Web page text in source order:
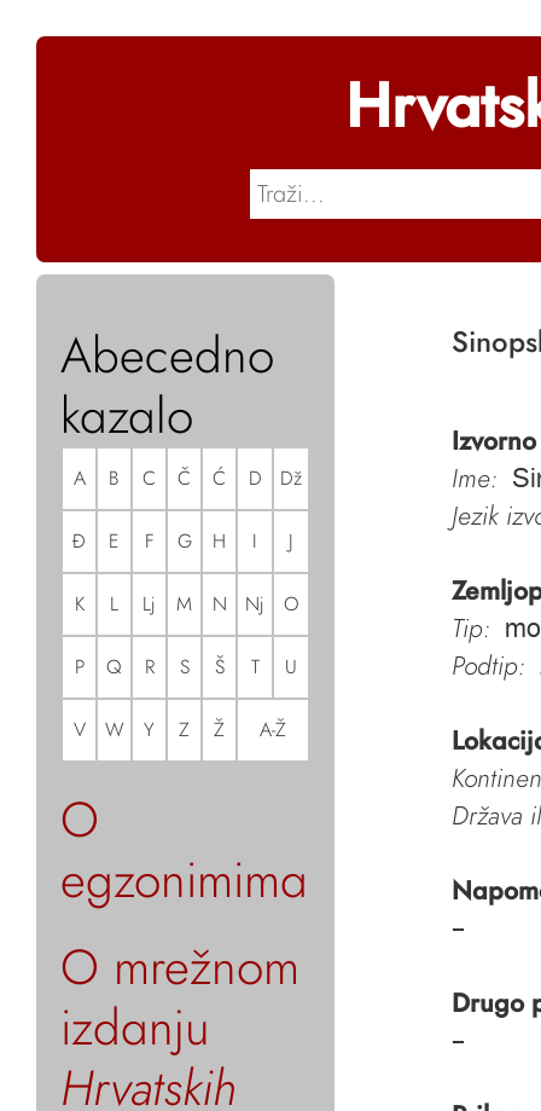
Abecedno
kazalo
A B C Č Ć D Dž
Đ E F G H I J
K L Lj M N Nj O
P Q R S Š T U
V W Y Z Ž A-Ž
O
egzonimima
O mrežnom
izdanju
Hrvatskih
Ime:
Jezik
Tip:
Podtip:
Država
–
Drugo
–